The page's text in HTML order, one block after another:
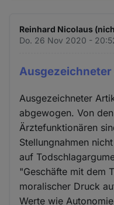
Reinhard Nicolaus
Do. 26 Nov 2020 -
Ausgezeichneter
abgewogen. Von
Ärztefunktionären
Stellungnahmen
auf
"Geschäfte mit dem
moralischer Druck
Werte wie